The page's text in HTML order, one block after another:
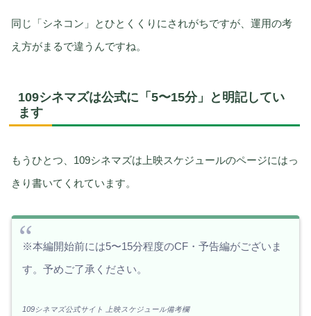
同じ「シネコン」とひとくくりにされがちですが、運用の考
え方がまるで違うんですね。
109シネマズは公式に「5〜15分」と明記してい
ます
もうひとつ、109シネマズは上映スケジュールのページにはっ
きり書いてくれています。
※本編開始前には5〜15分程度のCF・予告編がございま
す。予めご了承ください。
109シネマズ公式サイト 上映スケジュール備考欄